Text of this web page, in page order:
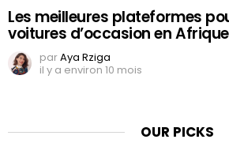
Les meilleures plateformes
voitures d’occasion en
parAya Rziga
il y a environ 10 mois
OUR PICKS